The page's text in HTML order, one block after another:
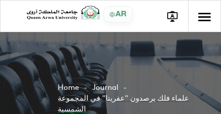
AR
Home
Journal
علماء فلك يرصدون "عفريتا" في المجموعة
الشمسية